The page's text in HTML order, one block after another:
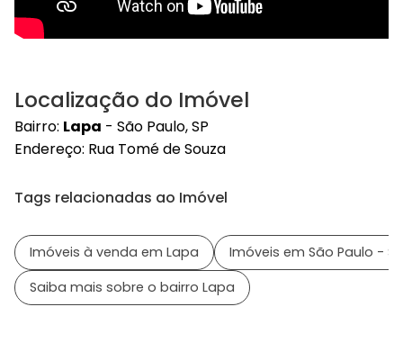
Localização do Imóvel
Bairro: Lapa - São Paulo, SP
Endereço: Rua Tomé de Souza
Tags relacionadas ao Imóvel
Imóveis à venda em Lapa
Imóveis em São Paulo - SP
Saiba mais sobre o bairro Lapa